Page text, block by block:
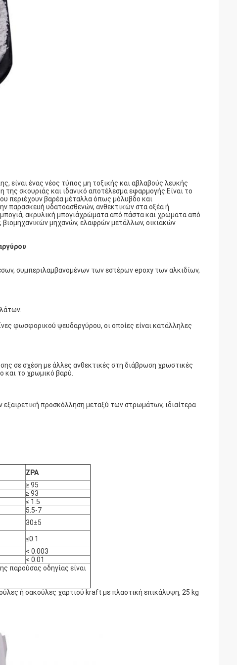
είναι ένας νέος τύπος μη τοξικής και αβλαβούς λευκής
σκουριάς και ιδανικό αποτέλεσμα εφαρμογής.Είναι το
περιέχουν βαρέα μέταλλα όπως μόλυβδο και
παρασκευή υδατοασθενών, ανθεκτικών στα οξέα ή
ακρυλική μπογιάχρώματα από πάστα και χρώματα από
βιομηχανικών μηχανών, ελαφρών μετάλλων, οικιακών
συμπεριλαμβανομένων των εστέρων epoxy των αλκιδίων,
φωσφορικού ψευδαργύρου, οι οποίες είναι κατάλληλες
σε σχέση με άλλες ανθεκτικές στη διάβρωση χρωστικές
το χρωμικό βαρύ.
προσκόλληση μεταξύ των στρωμάτων, ιδιαίτερα
ZPA
≥ 95
≥ 93
≤ 1.5
5.5-7
30±5
≤0.1
< 0.003
< 0.01
παρούσας οδηγίας είναι
ή σακούλες χαρτιού kraft με πλαστική επικάλυψη, 25 kg